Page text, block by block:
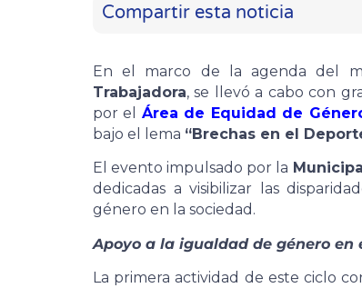
Compartir esta noticia
En el marco de la agenda del
Trabajadora, se llevó a cabo con
por el Área de Equidad de
bajo el lema “Brechas en el
El evento impulsado por la
dedicadas a visibilizar las
género en la sociedad.
Apoyo a la igualdad de género en
La primera actividad de este ciclo